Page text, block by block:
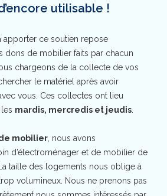
utilisable !
apporter ce soutien repose
dons de mobilier faits par chacun
chargeons de la collecte de vos
le matériel après avoir
vous. Ces collectes ont lieu
les mardis, mercredis et jeudis
mobilier , nous avons
d’électroménager et de mobilier de
taille des logements nous oblige à
volumineux. Nous ne prenons pas